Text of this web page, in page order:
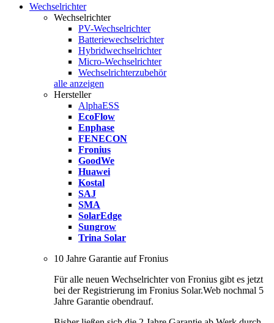
Wechselrichter
Wechselrichter
PV-Wechselrichter
Batteriewechselrichter
Hybridwechselrichter
Micro-Wechselrichter
Wechselrichterzubehör
alle anzeigen
Hersteller
AlphaESS
EcoFlow
Enphase
FENECON
Fronius
GoodWe
Huawei
Kostal
SAJ
SMA
SolarEdge
Sungrow
Trina Solar
10 Jahre Garantie auf Fronius
Für alle neuen Wechselrichter von Fronius gibt es jetzt
bei der Registrierung im Fronius Solar.Web nochmal 5
Jahre Garantie obendrauf.